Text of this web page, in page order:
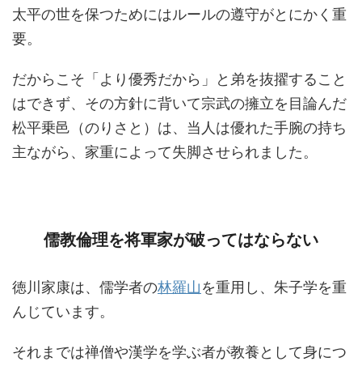
太平の世を保つためにはルールの遵守がとにかく重
要。
だからこそ「より優秀だから」と弟を抜擢すること
はできず、その方針に背いて宗武の擁立を目論んだ
松平乗邑（のりさと）は、当人は優れた手腕の持ち
主ながら、家重によって失脚させられました。
儒教倫理を将軍家が破ってはならない
徳川家康は、儒学者の林羅山を重用し、朱子学を重
んじています。
それまでは禅僧や漢学を学ぶ者が教養として身につ